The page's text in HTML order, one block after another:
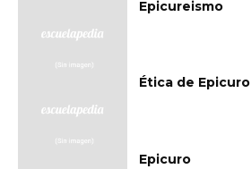
Epicureismo
Ética de Epicuro
Epicuro